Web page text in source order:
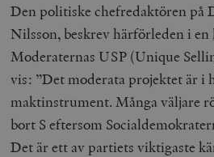
Den politiske chefredaktören på
Nilsson, beskrev härförleden i en
Moderaternas USP (Unique
vis: ”Det moderata projektet är i
maktinstrument. Många väljare
bort S eftersom
Det är ett av partiets viktigaste